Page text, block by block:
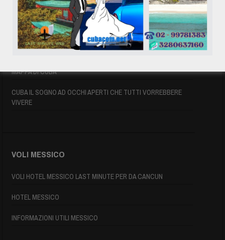
AFFITTO CASE A PLAYA DEL ESTE
ASSICURAZIONE E VISTO CUBA
INFORMAZIONI UTILI
MAPPA DI CUBA
CUBA IL SOGNO AD OCCHI APERTI CHE TUTTI VORREBBERE
VIVERE
VOLI MESSICO
VOLI HOTEL MESSICO LAST MINUTE PER DA CANCUN
HOTEL MESSICO
INFORMAZIONI UTILI MESSICO